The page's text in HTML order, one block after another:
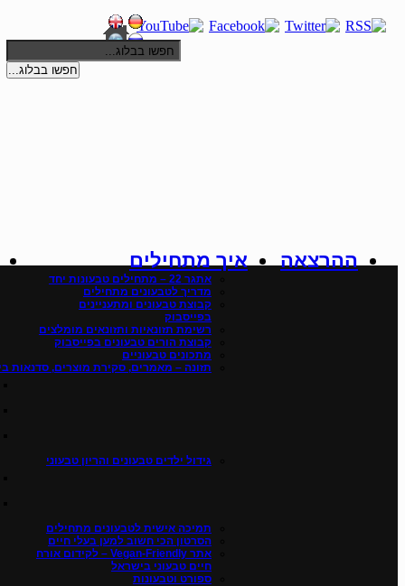
חפשו בבלוג...
ההרצאה איך מתחילים
אתגר 22 – מתחילים טבעונות יחד
מדריך לטבעונים מתחילים
קבוצת טבעונים ומתעניינים
בפייסבוק
רשימת תזונאיות ותזונאים מומלצים
קבוצת הורים טבעונים בפייסבוק
מתכונים טבעוניים
תזונה – מאמרים, סקירת מוצרים, סדנאות
גידול ילדים טבעונים והריון טבעוני
תמיכה אישית לטבעונים מתחילים
הסרטון הכי חשוב למען בעלי חיים
אתר Vegan-Friendly – לקידום אורח
חיים טבעוני בישראל
ספורט וטבעונות